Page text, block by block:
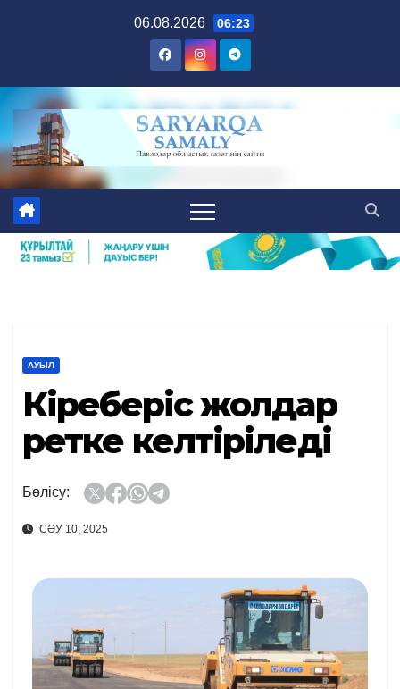
06.08.2026 06:23
АУЫЛ
Кіреберіс жолдар
ретке келтіріледі
Бөлісу:
СӘУ 10, 2025